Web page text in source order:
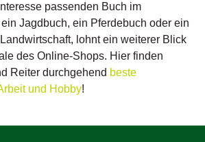
passenden Buch im
Jagdbuch, ein Pferdebuch oder ein
lohnt ein weiterer Blick
des Online-Shops. Hier finden
Reiter durchgehend beste
und Hobby!